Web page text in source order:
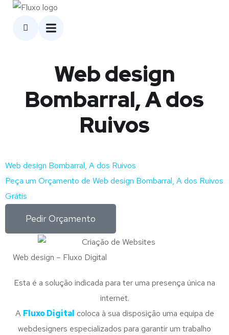
Web design
Bombarral, A dos
Ruivos
Web design Bombarral, A dos Ruivos
Peça um Orçamento de Web design Bombarral, A dos Ruivos
Grátis
Pedir Orçamento
Web design – Fluxo Digital
Esta é a solução indicada para ter uma presença única na
internet.
A Fluxo Digital coloca à sua disposição uma equipa de
webdesigners especializados para garantir um trabalho